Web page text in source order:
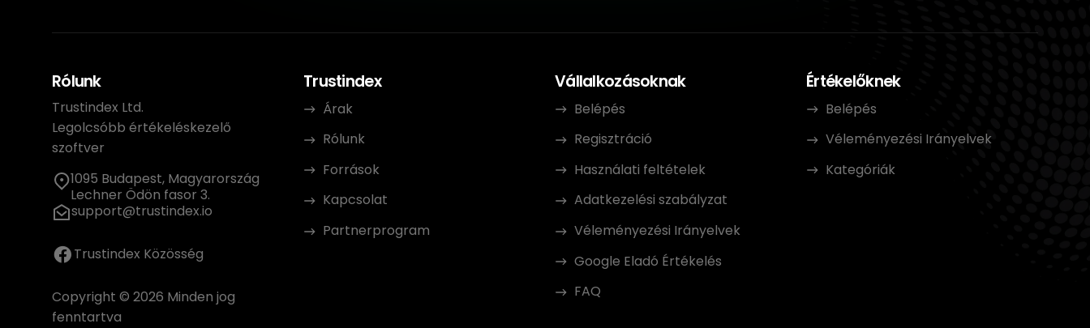
Rólunk
Trustindex Ltd.
Legolcsóbb értékeléskezelő
szoftver
1095 Budapest, Magyarország
Lechner Ödön fasor 3.
support@trustindex.io
Trustindex Közösség
Copyright © 2026 Minden jog
fenntartva
Trustindex
Árak
Rólunk
Források
Kapcsolat
Partnerprogram
Vállalkozásoknak
Belépés
Regisztráció
Használati feltételek
Adatkezelési szabályzat
Véleményezési Irányelvek
Google Eladó Értékelés
FAQ
Értékelőknek
Belépés
Véleményezési Irányelvek
Kategóriák